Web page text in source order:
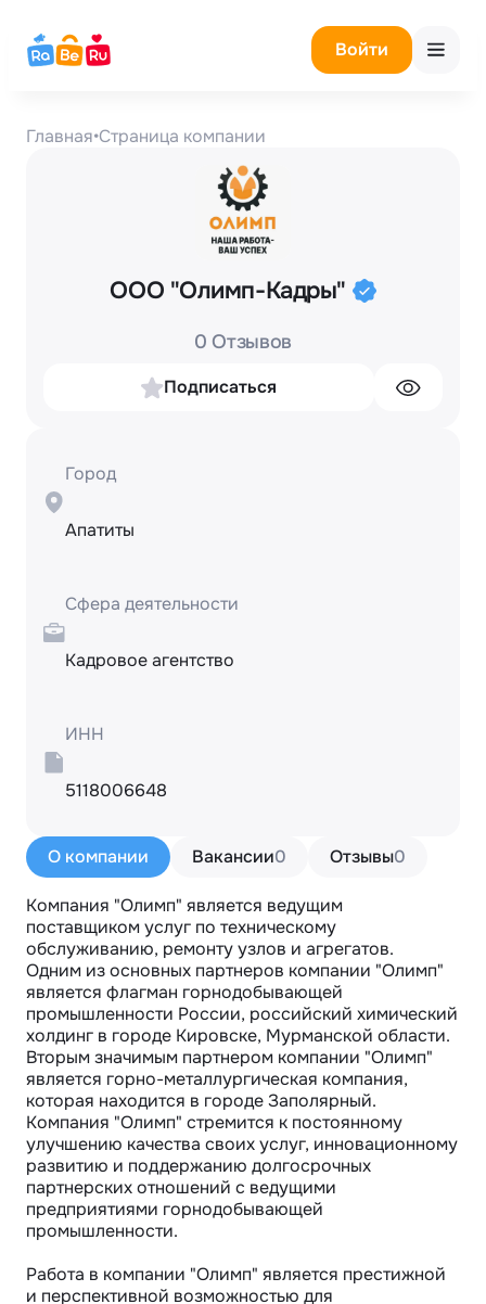
Войти
Главная•Страница компании
ООО "Олимп-Кадры"
0 Отзывов
Подписаться
О компании Вакансии0 Отзывы0
Компания "Олимп" является ведущим
поставщиком услуг по техническому
обслуживанию, ремонту узлов и агрегатов.
Одним из основных партнеров компании "Олимп"
является флагман горнодобывающей
промышленности России, российский химический
холдинг в городе Кировске, Мурманской области.
Вторым значимым партнером компании "Олимп"
является горно-металлургическая компания,
которая находится в городе Заполярный.
Компания "Олимп" стремится к постоянному
улучшению качества своих услуг, инновационному
развитию и поддержанию долгосрочных
партнерских отношений с ведущими
предприятиями горнодобывающей
промышленности.
Работа в компании "Олимп" является престижной
и перспективной возможностью для
Город
Апатиты
Сфера деятельности
Кадровое агентство
ИНН
5118006648